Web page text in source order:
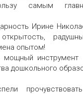
самым
Ирине
опытом!
мощный
дошкольного